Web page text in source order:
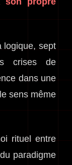
logique, sept
crises de
dans une
sens même
rituel entre
paradigme